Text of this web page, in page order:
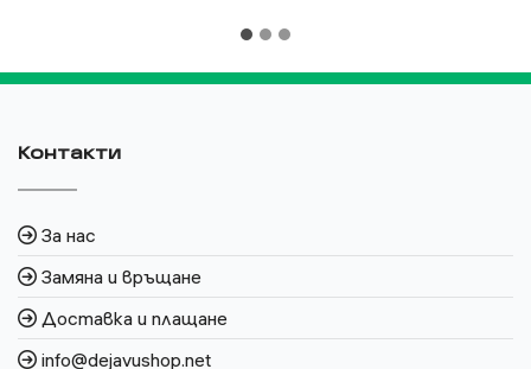
Контакти
За нас
Замяна и връщане
Доставка и плащане
info@dejavushop.net